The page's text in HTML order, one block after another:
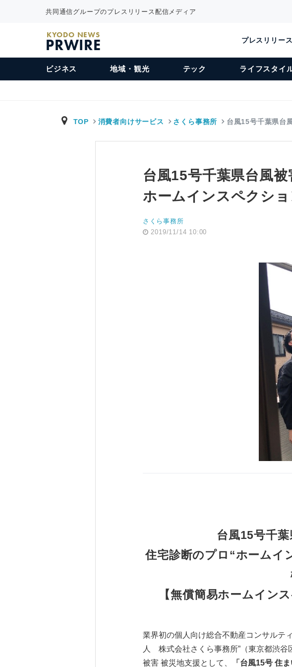
共同通信グループのプレスリリース配信メディア
KYODO NEWS
PRWIRE プレスリリー
ビジネス 地域・観光 テック ライフスタイ
TOP 消費者向けサービス さくら事務所 台風15号千葉県台
台風15号千葉県台風
ホームインスペクシ
さくら事務所
2019/11/14 10:00
台風15号千
住宅診断のプロ“ホームイ
【無償簡易ホームイン
業界初の個人向け総合不動産コンサルテ
人 株式会社さくら事務所”（東京都渋谷
被害 被災地支援として、
「台風15号 住